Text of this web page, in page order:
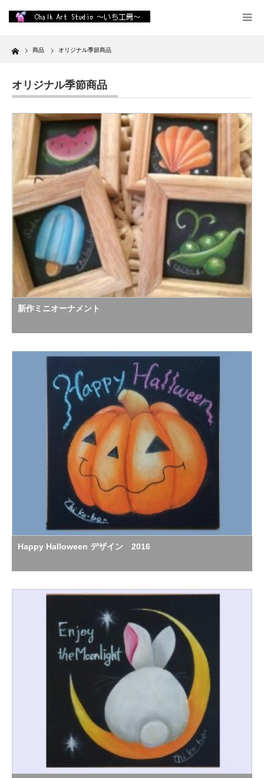
Home 商品 オリジナル季節商品
オリジナル季節商品
新作ミニオーナメント
Happy Halloween デザイン 2016